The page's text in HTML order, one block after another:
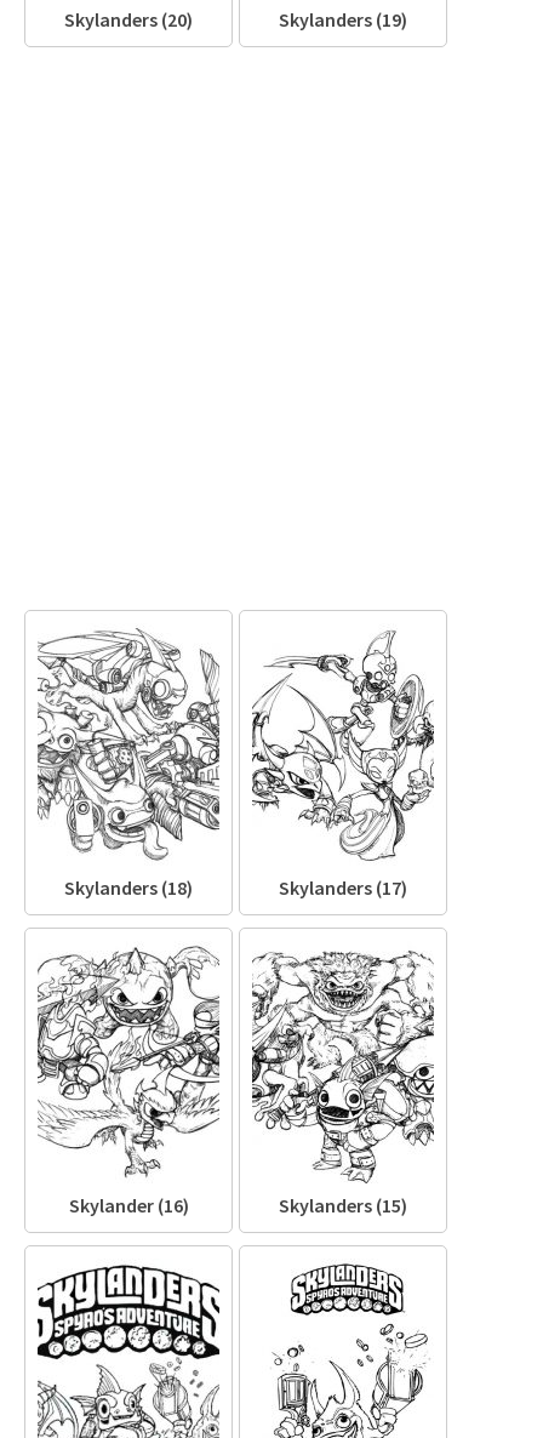
Skylanders (20) Skylanders (19)
Skylanders (18) Skylanders (17)
Skylander (16) Skylanders (15)